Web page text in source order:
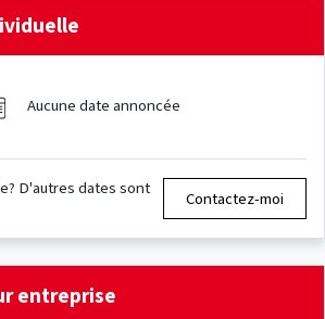
Aucune date annoncée
D'autres dates sont
Contactez-moi
entreprise